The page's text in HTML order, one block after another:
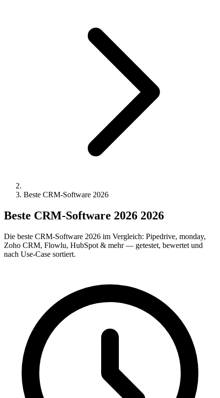
Beste CRM-Software 2026
Beste CRM-Software 2026 2026
Die beste CRM-Software 2026 im Vergleich: Pipedrive, monday,
Zoho CRM, Flowlu, HubSpot & mehr — getestet, bewertet und
nach Use-Case sortiert.